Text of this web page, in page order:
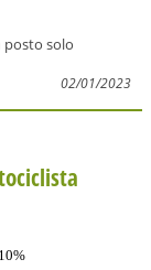
posto solo
02/01/2023